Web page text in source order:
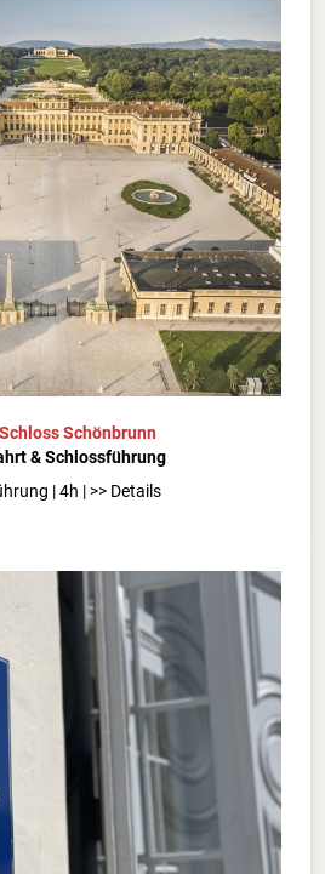
Schönbrunn
& Schlossführung
| 4h | >> Details